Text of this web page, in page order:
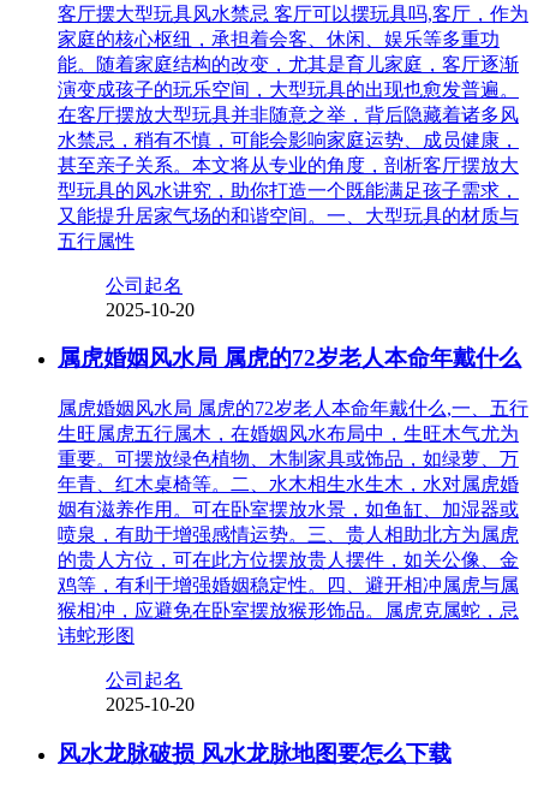
客厅摆大型玩具风水禁忌 客厅可以摆玩具吗,客厅，作为
家庭的核心枢纽，承担着会客、休闲、娱乐等多重功
能。随着家庭结构的改变，尤其是育儿家庭，客厅逐渐
演变成孩子的玩乐空间，大型玩具的出现也愈发普遍。
在客厅摆放大型玩具并非随意之举，背后隐藏着诸多风
水禁忌，稍有不慎，可能会影响家庭运势、成员健康，
甚至亲子关系。本文将从专业的角度，剖析客厅摆放大
型玩具的风水讲究，助你打造一个既能满足孩子需求，
又能提升居家气场的和谐空间。一、大型玩具的材质与
五行属性
公司起名
2025-10-20
属虎婚姻风水局 属虎的72岁老人本命年戴什么
属虎婚姻风水局 属虎的72岁老人本命年戴什么,一、五行
生旺属虎五行属木，在婚姻风水布局中，生旺木气尤为
重要。可摆放绿色植物、木制家具或饰品，如绿萝、万
年青、红木桌椅等。二、水木相生水生木，水对属虎婚
姻有滋养作用。可在卧室摆放水景，如鱼缸、加湿器或
喷泉，有助于增强感情运势。三、贵人相助北方为属虎
的贵人方位，可在此方位摆放贵人摆件，如关公像、金
鸡等，有利于增强婚姻稳定性。四、避开相冲属虎与属
猴相冲，应避免在卧室摆放猴形饰品。属虎克属蛇，忌
讳蛇形图
公司起名
2025-10-20
风水龙脉破损 风水龙脉地图要怎么下载